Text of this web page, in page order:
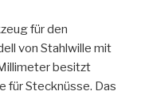
für den
von Stahlwille mit
besitzt
für Stecknüsse. Das